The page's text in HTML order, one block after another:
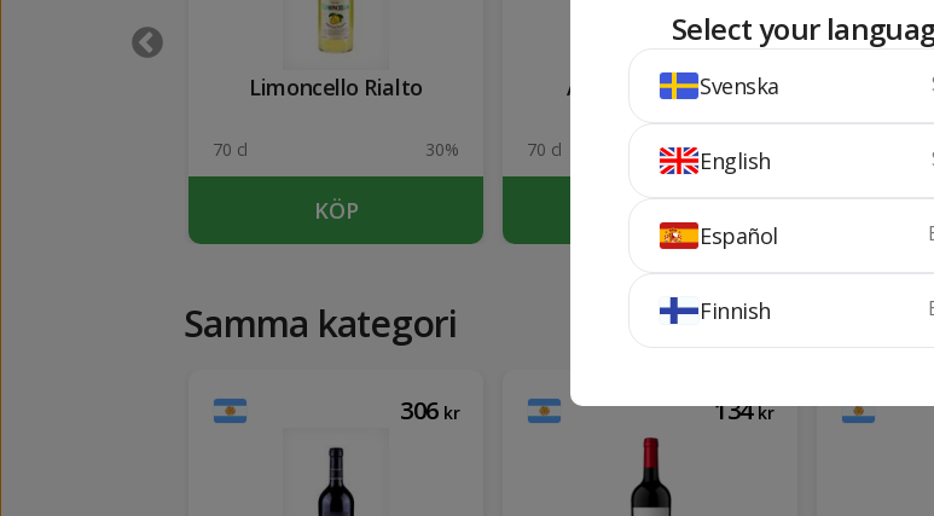
Limoncello Rialto
70 cl 30%
KÖP
Absinthe Pernod
70 cl 68%
KÖP
Samma kategori
306 kr 134kr
Select your
Svenska
English
Español
Finnish